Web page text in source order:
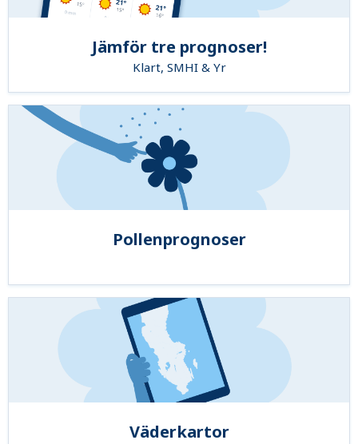
Jämför tre prognoser!
Klart, SMHI & Yr
Pollenprognoser
Väderkartor